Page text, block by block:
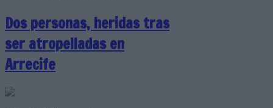
Dos personas, heridas tras
ser atropelladas en
Arrecife